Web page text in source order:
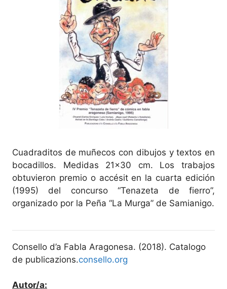
Cuadraditos de muñecos con dibujos y textos en
bocadillos. Medidas 21×30 cm. Los trabajos
obtuvieron premio o accésit en la cuarta edición
(1995) del concurso “Tenazeta de fierro”,
organizado por la Peña “La Murga” de Samianigo.
Consello d’a Fabla Aragonesa. (2018). Catalogo
de publicazions.consello.org
Autor/a: